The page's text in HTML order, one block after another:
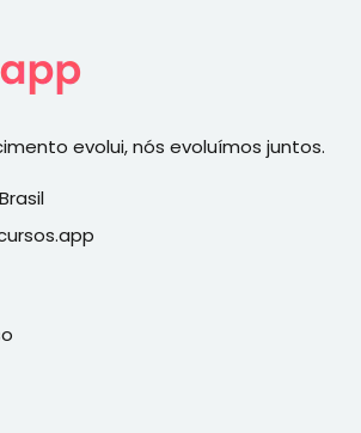
evolui, nós evoluímos juntos.